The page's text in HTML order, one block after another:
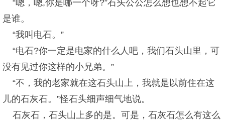
“嗯，嗯,你是哪一个呀?”石头公公怎么想也想不起它
是谁。
“我叫电石。”
“电石?你一定是电家的什么人吧，我们石头山里，可
没有见过你这样的小兄弟。”
“不，我的老家就在这石头山上，我就是以前住在这
儿的石灰石。”怪石头细声细气地说。
石灰石，石头山上多的是。可是，石灰石怎么有这么